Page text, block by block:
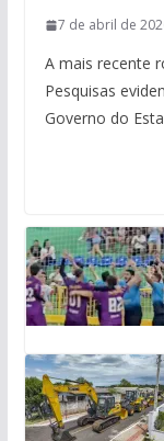
7 de abril de
A mais recente
Pesquisas
Governo do